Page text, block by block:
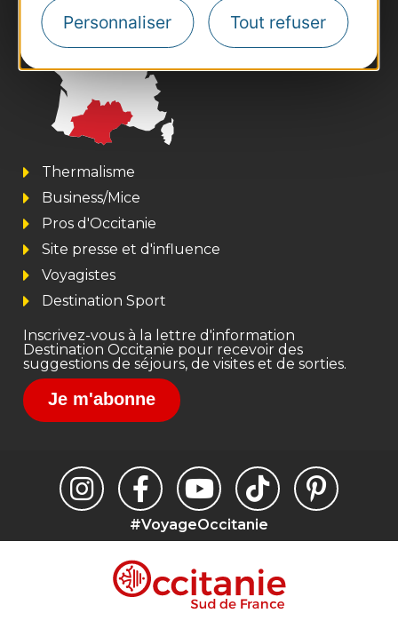
Personnaliser Tout refuser
Thermalisme
Business/Mice
Pros d'Occitanie
Site presse et d'influence
Voyagistes
Destination Sport
Inscrivez-vous à la lettre d'information
Destination Occitanie pour recevoir des
suggestions de séjours, de visites et de sorties.
Je m'abonne
#VoyageOccitanie